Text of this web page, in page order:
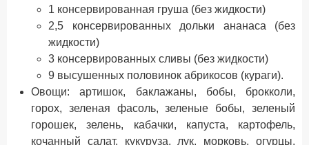
1 консервированная груша (без жидкости)
2,5 консервированных дольки ананаса (без
жидкости)
3 консервированных сливы (без жидкости)
9 высушенных половинок абрикосов (кураги).
Овощи: артишок, баклажаны, бобы, брокколи,
горох, зеленая фасоль, зеленые бобы, зеленый
горошек, зелень, кабачки, капуста, картофель,
кочанный салат, кукуруза, лук, морковь, огурцы,